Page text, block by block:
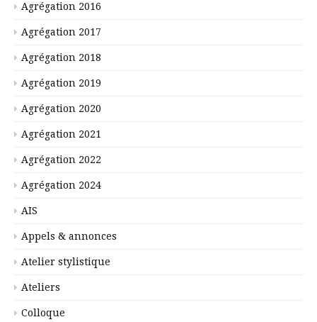
Agrégation 2016
Agrégation 2017
Agrégation 2018
Agrégation 2019
Agrégation 2020
Agrégation 2021
Agrégation 2022
Agrégation 2024
AIS
Appels & annonces
Atelier stylistique
Ateliers
Colloque